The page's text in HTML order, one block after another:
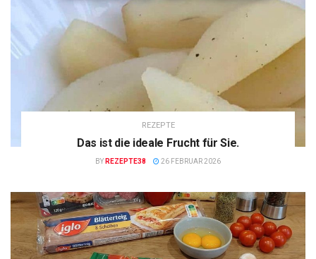
REZEPTE
Das ist die ideale Frucht für Sie.
BY REZEPTE38 26 FEBRUAR 2026